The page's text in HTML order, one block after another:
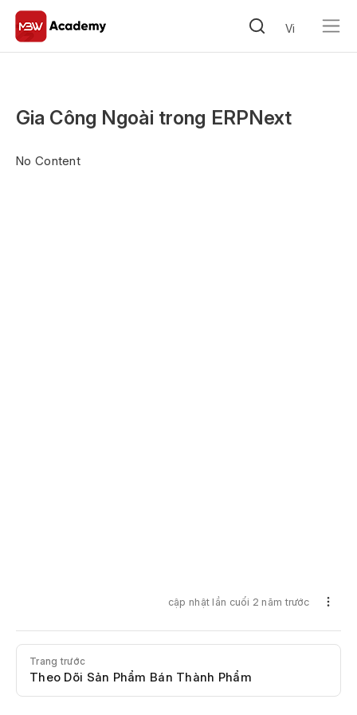
Gia Công Ngoài trong ERPNext
No Content
cập nhật lần cuối 2 năm trước
Trang trước
Theo Dõi Sản Phẩm Bán Thành Phẩm